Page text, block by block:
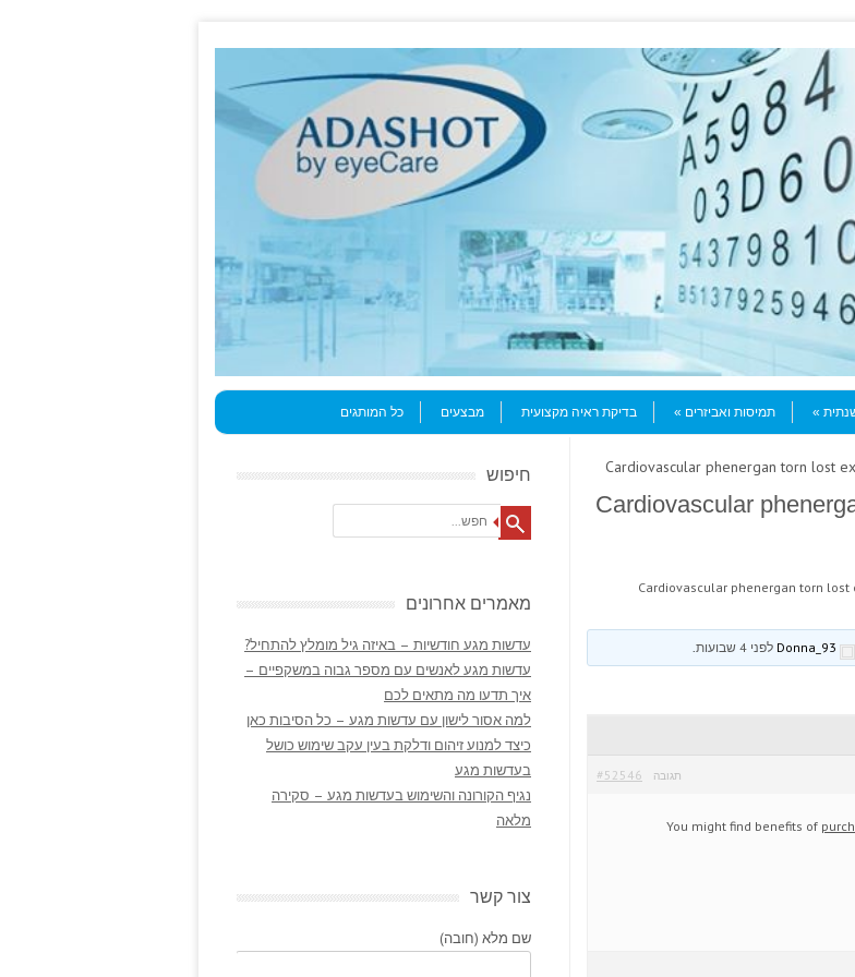
תמיסות ואביזרים בדיקת ראיה מקצועית מבצעים כל המותגים
> Cardiovascular phenergan torn lost
Cardiovascular
Cardiovascular phenergan torn
לפני 4 שבועות
#52546 תגובה
You might find benefits of
חיפוש
Search
מאמרים אחרונים
עדשות מגע חודשיות – באיזה גיל מומלץ להתחיל?
עדשות מגע לאנשים עם מספר גבוה במשקפיים –
איך תדעו מה מתאים לכם
למה אסור לישון עם עדשות מגע – כל הסיבות כאן
כיצד למנוע זיהום ודלקת בעין עקב שימוש כושל
בעדשות מגע
נגיף הקורונה והשימוש בעדשות מגע – סקירה
מלאה
צור קשר
שם מלא (חובה)